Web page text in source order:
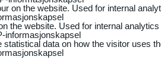
on the website. Used for internal
the website. Used for internal
informasjonskapsel
data on how the visitor uses